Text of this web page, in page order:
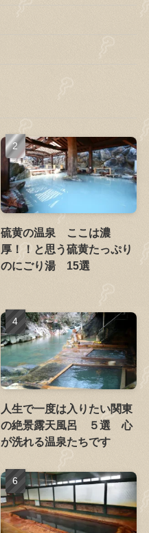
硫黄の温泉 ここは濃
厚！！と思う硫黄たっぷり
のにごり湯 15選
人生で一度は入りたい関東
の絶景露天風呂 ５選 心
が洗れる温泉たちです